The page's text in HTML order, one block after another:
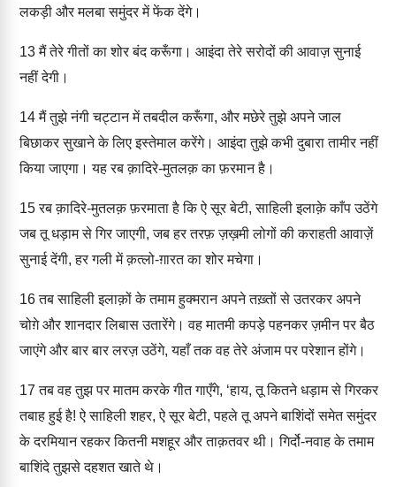
लकड़ी और मलबा समुंदर में फेंक देंगे।
13मैं तेरे गीतों का शोर बंद करूँगा। आइंदा तेरे सरोदों की आवाज़ सुनाई
नहीं देगी।
14मैं तुझे नंगी चट्टान में तबदील करूँगा, और मछेरे तुझे अपने जाल
बिछाकर सुखाने के लिए इस्तेमाल करेंगे। आइंदा तुझे कभी दुबारा तामीर नहीं
किया जाएगा। यह रब क़ादिरे-मुतलक़ का फ़रमान है।
15रब क़ादिरे-मुतलक़ फ़रमाता है कि ऐ सूर बेटी, साहिली इलाक़े काँप उठेंगे
जब तू धड़ाम से गिर जाएगी, जब हर तरफ़ ज़ख़मी लोगों की कराहती आवाज़ें
सुनाई देंगी, हर गली में क़त्लो-ग़ारत का शोर मचेगा।
16तब साहिली इलाक़ों के तमाम हुक्मरान अपने तख़्तों से उतरकर अपने
चोग़े और शानदार लिबास उतारेंगे। वह मातमी कपड़े पहनकर ज़मीन पर बैठ
जाएंगे और बार बार लरज़ उठेंगे, यहाँ तक वह तेरे अंजाम पर परेशान होंगे।
17 तब वह तुझ पर मातम करके गीत गाएँगे, ‘हाय, तू कितने धड़ाम से गिरकर
तबाह हुई है! ऐ साहिली शहर, ऐ सूर बेटी, पहले तू अपने बाशिंदों समेत समुंदर
के दरमियान रहकर कितनी मशहूर और ताक़तवर थी। गिर्दो-नवाह के तमाम
बाशिंदे तुझसे दहशत खाते थे।